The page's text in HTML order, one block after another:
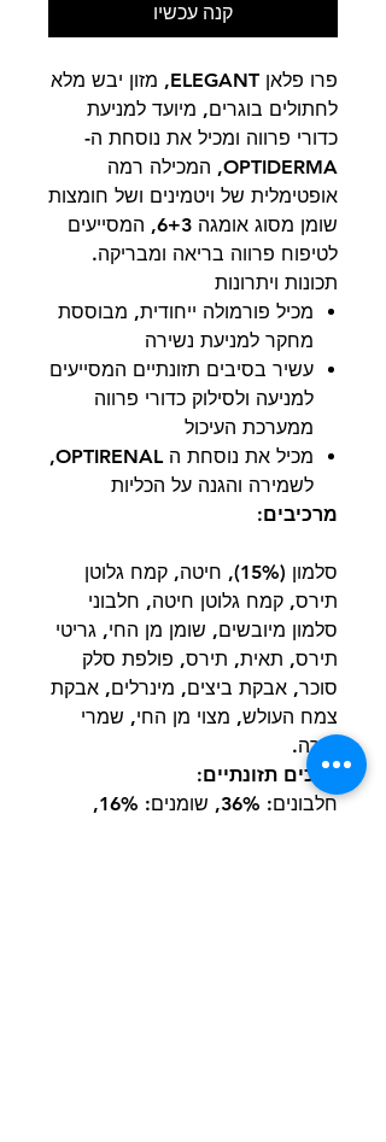
קנה עכשיו
פרו פלאן ELEGANT, מזון יבש מלא
לחתולים בוגרים, מיועד למניעת
כדורי פרווה ומכיל את נוסחת ה-
OPTIDERMA, המכילה רמה
אופטימלית של ויטמינים ושל חומצות
שומן מסוג אומגה 6+3, המסייעים
לטיפוח פרווה בריאה ומבריקה.
תכונות ויתרונות
מכיל פורמולה ייחודית, מבוססת
מחקר למניעת נשירה
עשיר בסיבים תזונתיים המסייעים
למניעה ולסילוק כדורי פרווה
ממערכת העיכול
מכיל את נוסחת ה OPTIRENAL,
לשמירה והגנה על הכליות
מרכיבים:
סלמון (15%), חיטה, קמח גלוטן
תירס, קמח גלוטן חיטה, חלבוני
סלמון מיובשים, שומן מן החי, גריטי
תירס, תאית, תירס, פולפת סלק
סוכר, אבקת ביצים, מינרלים, אבקת
צמח העולש, מצוי מן החי, שמרי
בירה.
ערכים תזונתיים:
חלבונים: 36%, שומנים: 16%,